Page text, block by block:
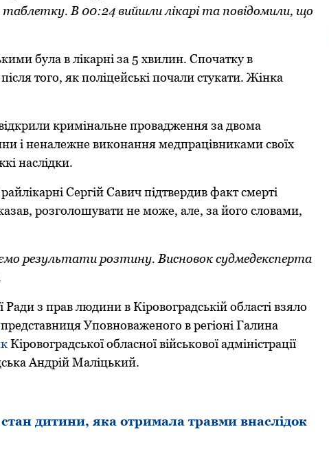
таблетку. В 00:24 вийшли лікарі та повідомили, що
була в лікарні за 5 хвилин. Спочатку в
того, як поліцейські почали стукати. Жінка
кримінальне провадження за двома
і неналежне виконання медпрацівниками своїх
наслідки.
Сергій Савич підтвердив факт смерті
розголошувати не може, але, за його словами,
результати розтину. Висновок судмедексперта
з прав людини в Кіровоградській області взяло
представниця Уповноваженого в регіоні Галина
Кіровоградської обласної військової адміністрації
Андрій Маліцький.
стан дитини, яка отримала травми внаслідок